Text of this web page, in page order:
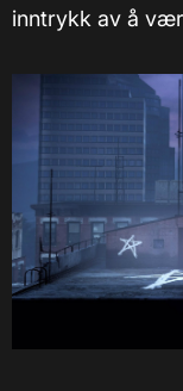
inntrykk av å